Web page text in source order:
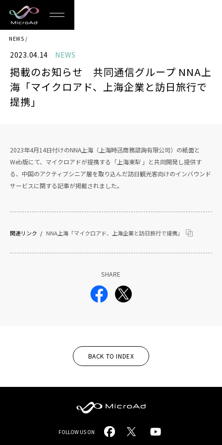
MicroAd
-
Redesigning
the
Future
NEWS
2023.04.14 NEWS
掲載のお知らせ 共同通信グループ NNA上
海「マイクロアド、上海企業と訪日旅行で
提携」
2023年4月14日付けのNNA上海（上海時迅商務諮詢有限公司）の紙面と
Web版にて、マイクロアドが提携する「上海東犁 」と共同開発し提供す
る、中国のアクティブシニア層を取り込んだ訪日観光客向けのインバウンド
サービスに関する記事が掲載されました。
関連リンク NNA上海「マイクロアド、上海企業と訪日旅行で提携」
SHARE
BACK TO INDEX
MicroAd
FOLLOW US ON